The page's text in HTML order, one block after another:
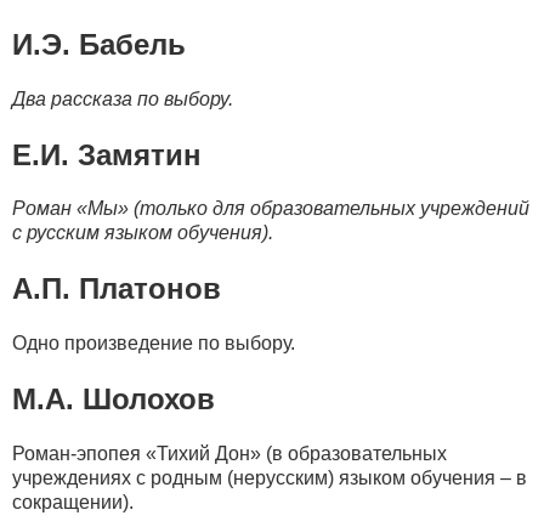
И.Э. Бабель
Два рассказа по выбору.
Е.И. Замятин
Роман «Мы» (только для образовательных учреждений
с русским языком обучения).
А.П. Платонов
Одно произведение по выбору.
М.А. Шолохов
Роман-эпопея «Тихий Дон» (в образовательных
учреждениях с родным (нерусским) языком обучения – в
сокращении).